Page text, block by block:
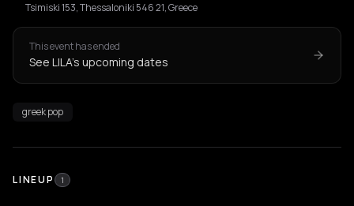
Tsimiski 153, Thessaloniki 546 21, Greece
This event has ended
See LILA's upcoming dates
greek pop
LINEUP 1